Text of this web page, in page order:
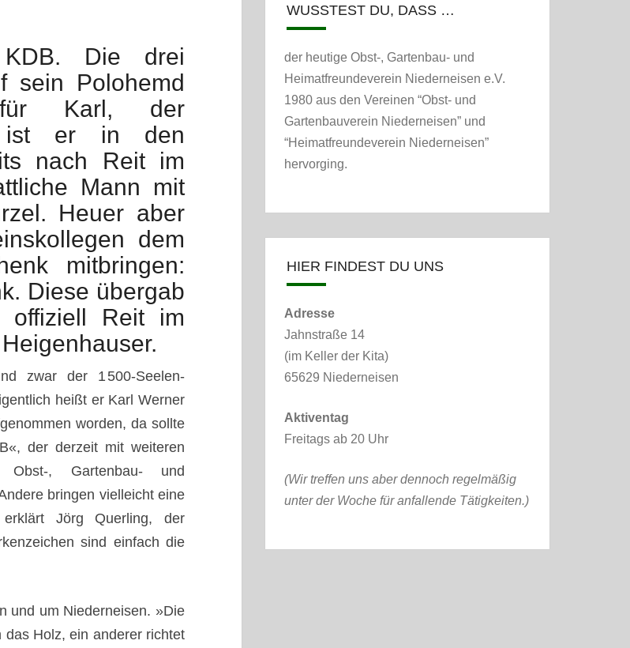
Die drei
sein Polohemd
Karl, der
ist er in den
nach Reit im
Mann mit
Heuer aber
dem
mitbringen:
Diese übergab
offiziell Reit im
zwar der 1 500-Seelen-
heißt er Karl Werner
worden, da sollte
der derzeit mit weiteren
Obst-, Gartenbau- und
bringen vielleicht eine
Jörg Querling, der
sind einfach die
und um Niederneisen. »Die
Holz, ein anderer richtet
WUSSTEST DU, DASS …
der heutige Obst-, Gartenbau- und
Heimatfreundeverein Niederneisen e.V.
1980 aus den Vereinen “Obst- und
Gartenbauverein Niederneisen” und
“Heimatfreundeverein Niederneisen”
hervorging.
HIER FINDEST DU UNS
Adresse
Jahnstraße 14
(im Keller der Kita)
65629 Niederneisen
Aktiventag
Freitags ab 20 Uhr
(Wir treffen uns aber dennoch regelmäßig
unter der Woche für anfallende Tätigkeiten.)